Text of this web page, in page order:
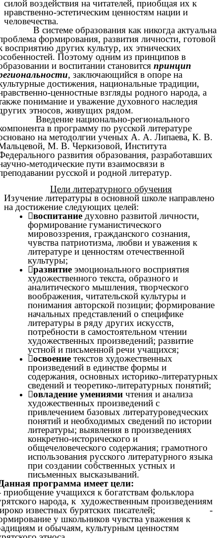
силой воздействия на читателей, приобщая их к
нравственно-эстетическим ценностям нации и
человечества.
В системе образования как никогда актуальна
формирования, развития личности, готовой
восприятию других культур, их этнических
Поэтому одним из принципов в
и воспитании становится принцип
, заключающийся в опоре на
достижения, национальные традиции,
ценностные взгляды родного народа, а
понимание и уважение духовного наследия
этносов, живущих рядом.
Введение национально-регионального
в программу по русской литературе
на методолгии ученых А. А. Липаева, К. В.
М. В. Черкизовой, Института
развития образования, разработавших
методические пути взаимосвязи в
русской и родной литератур.
Цели литературного обучения
Изучение литературы в основной школе направлено
на достижение следующих целей:
воспитаниедуховно развитой личности,
формирование гуманистического
мировоззрения, гражданского сознания,
чувства патриотизма, любви и уважения к
литературе и ценностям отечественной
культуры;
развитие эмоционального восприятия
художественного текста, образного и
аналитического мышления, творческого
воображения, читательской культуры и
понимания авторской позиции; формирование
начальных представлений о специфике
литературы в ряду других искусств,
потребности в самостоятельном чтении
художественных произведений; развитие
устной и письменной речи учащихся;
освоение текстов художественных
произведений в единстве формы и
содержания, основных историко-литературных
сведений и теоретико-литературных понятий;
овладение умениями чтения и анализа
художественных произведений с
привлечением базовых литературоведческих
понятий и необходимых сведений по истории
литературы; выявления в произведениях
конкретно-исторического и
общечеловеческого содержания; грамотного
использования русского литературного языка
при создании собственных устных и
письменных высказываний.
программа имеет цели:
приобщение учащихся к богатствам фольклора
народа, к художественным произведениям
известных бурятских писателей; -
у школьников чувства уважения к
и обычаям, культурным ценностям